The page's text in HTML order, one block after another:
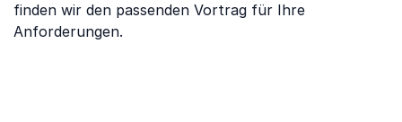
finden wir den passenden Vortrag für Ihre
Anforderungen.